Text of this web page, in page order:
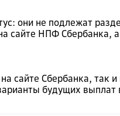
они не подлежат
сайте НПФ Сбербанка,
сайте Сбербанка, так
будущих выплат